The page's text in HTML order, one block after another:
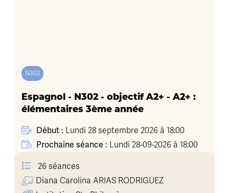
N302
Espagnol - N302 - objectif A2+ - A2+ :
élémentaires 3ème année
Début : Lundi 28 septembre 2026 à 18:00
Prochaine séance : Lundi 28-09-2026 à 18:00
26 séances
Diana Carolina ARIAS RODRIGUEZ